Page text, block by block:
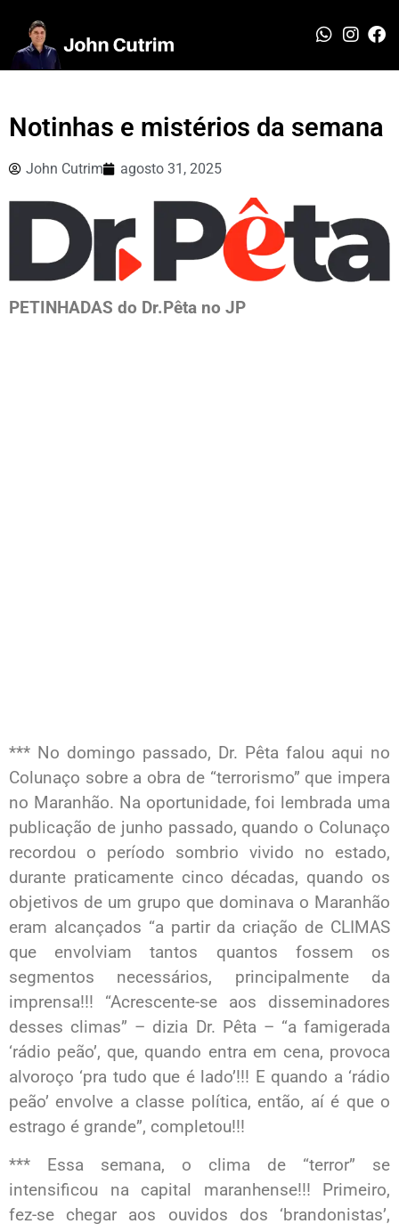
Notinhas e mistérios da semana
John Cutrim agosto 31, 2025
PETINHADAS do Dr.Pêta no JP
*** No domingo passado, Dr. Pêta falou aqui no
Colunaço sobre a obra de “terrorismo” que impera
no Maranhão. Na oportunidade, foi lembrada uma
publicação de junho passado, quando o Colunaço
recordou o período sombrio vivido no estado,
durante praticamente cinco décadas, quando os
objetivos de um grupo que dominava o Maranhão
eram alcançados “a partir da criação de CLIMAS
que envolviam tantos quantos fossem os
segmentos necessários, principalmente da
imprensa!!! “Acrescente-se aos disseminadores
desses climas” – dizia Dr. Pêta – “a famigerada
‘rádio peão’, que, quando entra em cena, provoca
alvoroço ‘pra tudo que é lado’!!! E quando a ‘rádio
peão’ envolve a classe política, então, aí é que o
estrago é grande”, completou!!!
*** Essa semana, o clima de “terror” se
intensificou na capital maranhense!!! Primeiro,
fez-se chegar aos ouvidos dos ‘brandonistas’,